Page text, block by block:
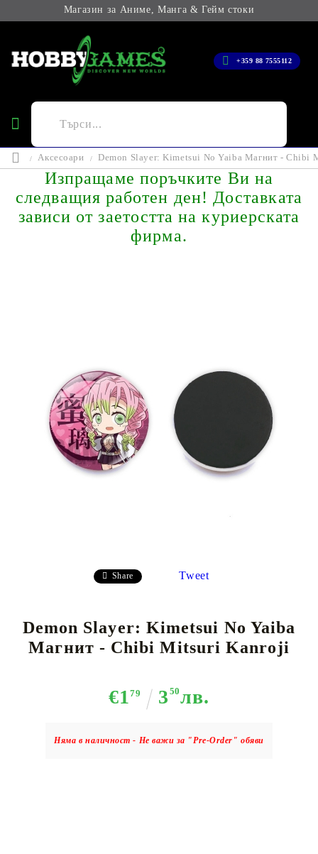
Магазин за Аниме, Манга & Гейм стоки
+359 88 7555112
Аксесоари Demon Slayer: Kimetsui No Yaiba Магнит - Chibi
Изпращаме поръчките Ви на
следващия работен ден! Доставката
зависи от заетостта на куриерската
фирма.
Share Tweet
Demon Slayer: Kimetsui No Yaiba
Магнит - Chibi Mitsuri Kanroji
€179 3 50лв.
Няма в наличност - Не важи за "Pre-Order" обяви